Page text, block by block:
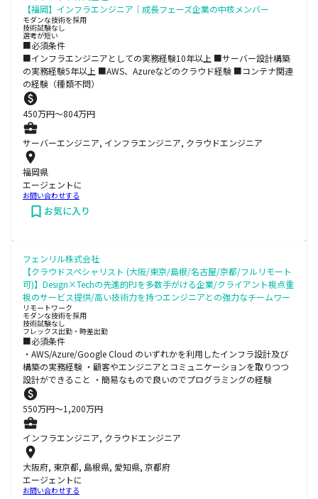
【福岡】インフラエンジニア｜成長フェーズ企業の中核メンバー
モダンな技術を採用
技術試験なし
選考が短い
■必須条件
■インフラエンジニアとしての実務経験10年以上 ■サーバー設計構築
の実務経験5年以上 ■AWS、Azureなどのクラウド経験 ■コンテナ関連
の経験（種類不問）
450万円〜804万円
サーバーエンジニア, インフラエンジニア, クラウドエンジニア
福岡県
エージェントに
お問い合わせする
お気に入り
フェンリル株式会社
【クラウドスペシャリスト (大阪/東京/島根/名古屋/京都/フルリモート
可)】Design×Techの先進的PJを多数手がける企業/クライアント視点重
視のサービス提供/高い技術力を持つエンジニアとの強力なチームワー
リモートワーク
モダンな技術を採用
技術試験なし
フレックス出勤・時差出勤
■必須条件
・AWS/Azure/Google Cloud のいずれかを利用したインフラ設計及び
構築の実務経験 ・顧客やエンジニアとコミュニケーションを取りつつ
設計ができること ・簡易なもので良いのでプログラミングの経験
550万円〜1,200万円
インフラエンジニア, クラウドエンジニア
大阪府, 東京都, 島根県, 愛知県, 京都府
エージェントに
お問い合わせする